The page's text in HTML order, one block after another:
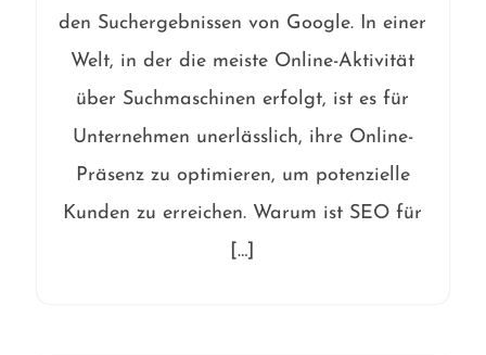
den Suchergebnissen von Google. In einer
Welt, in der die meiste Online-Aktivität
über Suchmaschinen erfolgt, ist es für
Unternehmen unerlässlich, ihre Online-
Präsenz zu optimieren, um potenzielle
Kunden zu erreichen. Warum ist SEO für
[…]